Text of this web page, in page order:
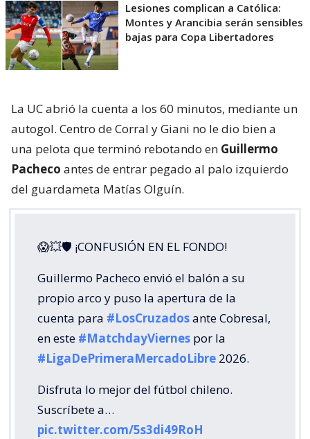
Lesiones complican a Católica:
Montes y Arancibia serán sensibles
bajas para Copa Libertadores
La UC abrió la cuenta a los 60 minutos, mediante un
autogol. Centro de Corral y Giani no le dio bien a
una pelota que terminó rebotando en Guillermo
Pacheco antes de entrar pegado al palo izquierdo
del guardameta Matías Olguín.
😱💥🛡 ¡CONFUSIÓN EN EL FONDO!
Guillermo Pacheco envió el balón a su
propio arco y puso la apertura de la
cuenta para #LosCruzadosante Cobresal,
en este #MatchdayViernes por la
#LigaDePrimeraMercadoLibre 2026.
Disfruta lo mejor del fútbol chileno.
Suscríbete a…
pic.twitter.com/5s3di49RoH